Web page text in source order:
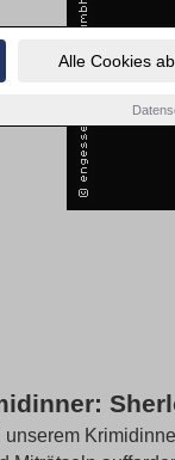
Alle Cookies